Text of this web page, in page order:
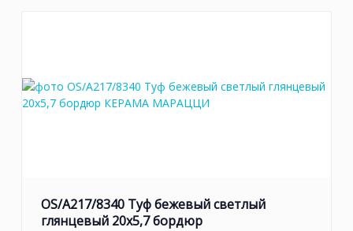
OS/A217/8340 Туф бежевый светлый
глянцевый 20х5,7 бордюр